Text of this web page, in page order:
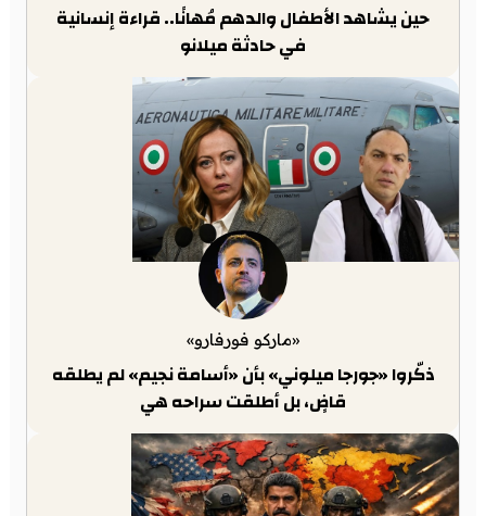
حين يشاهد الأطفال والدهم مُهانًا.. قراءة إنسانية
في حادثة ميلانو
«ماركو فورفارو»
ذكّروا «جورجا ميلوني» بأن «أسامة نجيم» لم يطلقه
قاضٍ، بل أطلقت سراحه هي